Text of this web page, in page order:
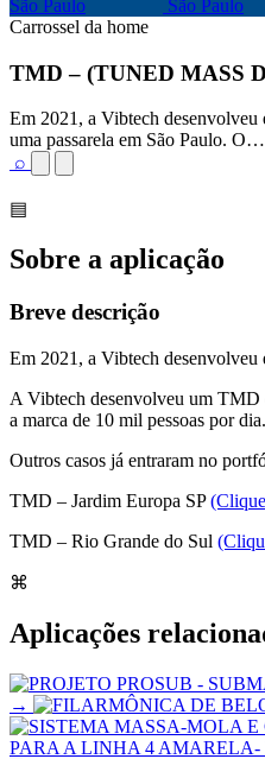
Carrossel da home
TMD – (TUNED MASS
Em 2021, a Vibtech
uma passarela em São Paulo. O…
⌕
▤
Sobre a aplicação
Breve descrição
Em 2021, a Vibtech
A Vibtech desenvolveu um TMD
a marca de 10 mil pessoas por dia.
Outros casos já entraram no
TMD – Jardim Europa SP
TMD – Rio Grande do Sul
⌘
Aplicações
→
PARA A LINHA 4 AMARELA-